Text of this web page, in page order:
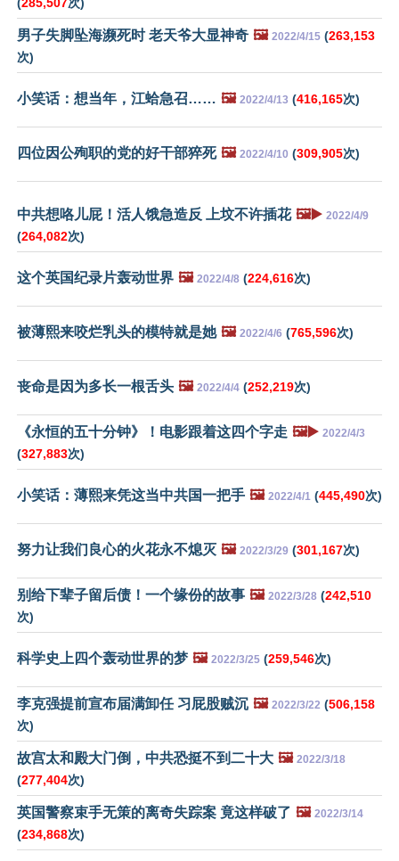
男子失脚坠海濒死时 老天爷大显神奇 🖼️ 2022/4/15 (263,153
次)
小笑话：想当年，江蛤急召…… 🖼️ 2022/4/13 (416,165次)
四位因公殉职的党的好干部猝死 🖼️ 2022/4/10 (309,905次)
中共想咯儿屁！活人饿急造反 上坟不许插花 🖼️▶️ 2022/4/9
(264,082次)
这个英国纪录片轰动世界 🖼️ 2022/4/8 (224,616次)
被薄熙来咬烂乳头的模特就是她 🖼️ 2022/4/6 (765,596次)
丧命是因为多长一根舌头 🖼️ 2022/4/4 (252,219次)
《永恒的五十分钟》！电影跟着这四个字走 🖼️▶️ 2022/4/3
(327,883次)
小笑话：薄熙来凭这当中共国一把手 🖼️ 2022/4/1 (445,490次)
努力让我们良心的火花永不熄灭 🖼️ 2022/3/29 (301,167次)
别给下辈子留后债！一个缘份的故事 🖼️ 2022/3/28 (242,510
次)
科学史上四个轰动世界的梦 🖼️ 2022/3/25 (259,546次)
李克强提前宣布届满卸任 习屁股贼沉 🖼️ 2022/3/22 (506,158
次)
故宫太和殿大门倒，中共恐挺不到二十大 🖼️ 2022/3/18
(277,404次)
英国警察束手无策的离奇失踪案 竟这样破了 🖼️ 2022/3/14
(234,868次)